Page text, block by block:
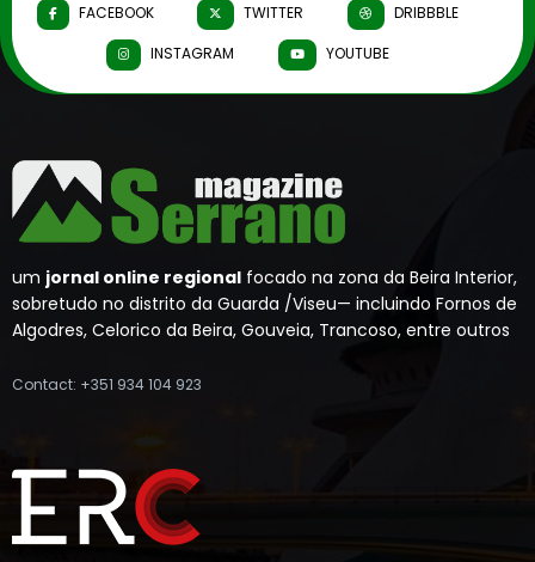
FACEBOOK TWITTER
DRIBBBLE
INSTAGRAM
YOUTUBE
um jornal online regional focado na zona da Beira Interior,
sobretudo no distrito da Guarda /Viseu— incluindo Fornos de
Algodres, Celorico da Beira, Gouveia, Trancoso, entre outros
Contact: +351 934 104 923